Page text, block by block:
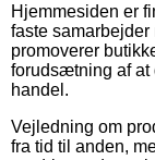
Hjemmesiden er
faste
promoverer
forudsætning af at
handel.
Vejledning om
fra tid til anden,